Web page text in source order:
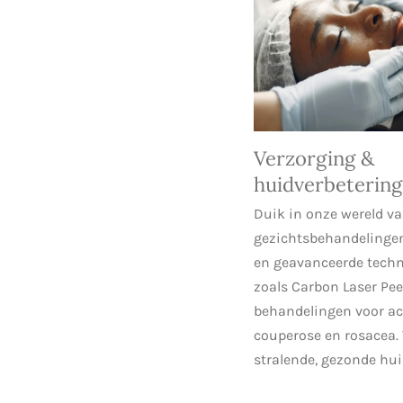
Verzorging &
huidverbetering
Duik in onze wereld
en geavanceerde
zoals Carbon Laser
behandelingen voor
couperose en rosacea.
stralende, gezonde